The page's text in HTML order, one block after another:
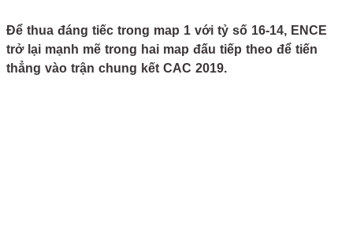
Để thua đáng tiếc trong map 1 với tỷ số 16-14, ENCE
trở lại mạnh mẽ trong hai map đấu tiếp theo để tiến
thẳng vào trận chung kết CAC 2019.